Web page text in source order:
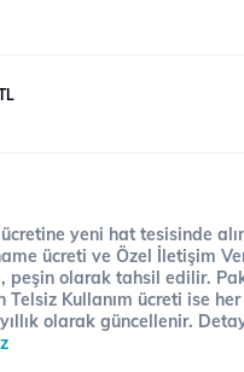
yeni hat tesisinde
ücreti ve Özel İletişim
peşin olarak tahsil edilir.
Telsiz Kullanım ücreti ise her
olarak güncellenir.